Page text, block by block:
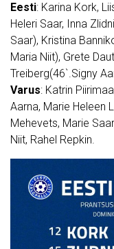
Eesti: Karina Kork,
Heleri Saar, Inna
Saar), Kristina
Maria Niit), Grete
Treiberg(46`.Signy
Varus: Katrin
Aarna, Marie Heleen
Mehevets, Marie
Niit, Rahel Repkin.